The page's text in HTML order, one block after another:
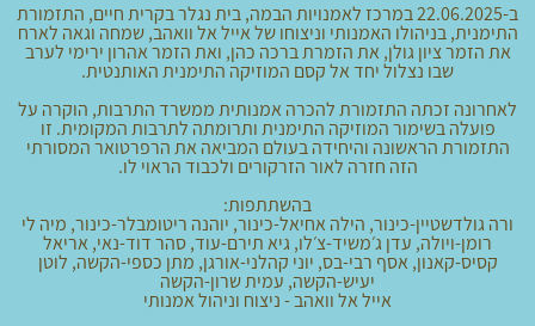
ב-22.06.2025 במרכז לאמנויות הבמה, בית נגלר בקרית חיים, התזמורת
התימנית, בניהולו האמנותי וניצוחו של אייל אל וואהב, שמחה וגאה לארח
את הזמר ציון גולן, את הזמרת ברכה כהן, ואת הזמר אהרון ירימי לערב
שבו נצלול יחד אל קסם המוזיקה התימנית האותנטית.
לאחרונה זכתה התזמורת להכרה אמנותית ממשרד התרבות, הוקרה על
פועלה בשימור המוזיקה התימנית ותרומתה לתרבות המקומית. זו
התזמורת הראשונה והיחידה בעולם המביאה את הרפרטואר המסורתי
הזה חזרה לאור הזרקורים ולכבוד הראוי לו.
בהשתתפות:
ורה גולדשטיין-כינור, הילה אחיאל-כינור, יוהנה ריטומבלר-כינור, מיה לי
רומן-ויולה, עדן ג׳משיד-צ׳לו, גיא תירם-עוד, סהר דוד-נאי, אריאל
קסיס-קאנון, אסף רבי-בס, יוני קהלני-אורגן, מתן כספי-הקשה, לוטן
יעיש-הקשה, עמית שרון-הקשה
אייל אל וואהב - ניצוח וניהול אמנותי